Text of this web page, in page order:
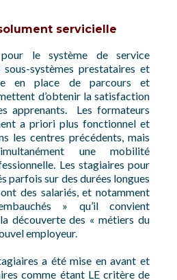
servicielle
pour le système de service
systèmes prestataires et
en place de parcours et
d’obtenir la satisfaction
apprenants. Les formateurs
a priori plus fonctionnel et
les centres précédents, mais
une mobilité
Les stagiaires pour
parfois sur des durées longues
des salariés, et notamment
» qu’il convient
découverte des « métiers du
employeur.
a été mise en avant et
comme étant LE critère de